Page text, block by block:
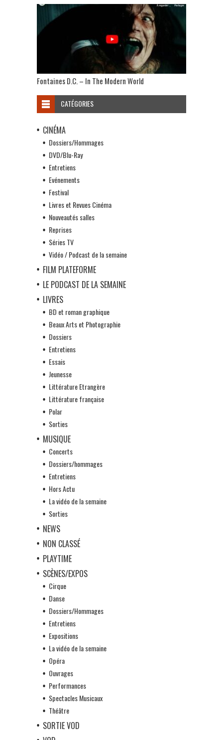
Fontaines D.C. – In The Modern World
CATÉGORIES
CINÉMA
Dossiers/Hommages
DVD/Blu-Ray
Entretiens
Evénements
Festival
Livres et Revues Cinéma
Nouveautés salles
Reprises
Séries TV
Vidéo / Podcast de la semaine
FILM PLATEFORME
LE PODCAST DE LA SEMAINE
LIVRES
BD et roman graphique
Beaux Arts et Photographie
Dossiers
Entretiens
Essais
Jeunesse
Littérature Etrangère
Littérature française
Polar
Sorties
MUSIQUE
Concerts
Dossiers/hommages
Entretiens
Hors Actu
La vidéo de la semaine
Sorties
NEWS
NON CLASSÉ
PLAYTIME
SCÈNES/EXPOS
Cirque
Danse
Dossiers/Hommages
Entretiens
Expositions
La vidéo de la semaine
Opéra
Ouvrages
Performances
Spectacles Musicaux
Théâtre
SORTIE VOD